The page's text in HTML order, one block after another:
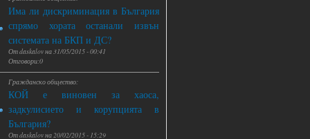
Има ли дискриминация в България
спрямо хората останали извън
системата на БКП и ДС?
Отdaskalovна31/05/2015 - 00:41
Отговори:0
Гражданско общество:
КОЙ е виновен за хаоса,
задкулисието и корупцията в
България?
Отdaskalovна20/02/2015 - 15:29